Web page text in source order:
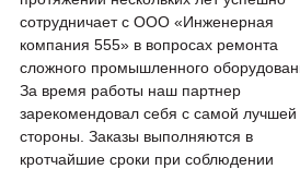
сотрудничает с ООО «Инженерная
компания 555» в вопросах ремонта
сложного промышленного
За время работы наш партнер
зарекомендовал себя с самой лучшей
стороны. Заказы выполняются в
кротчайшие сроки при соблюдении